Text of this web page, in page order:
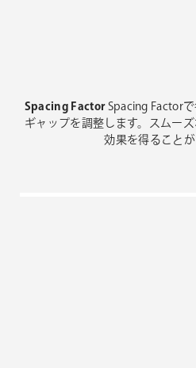
Spacing FactorSpacing Factor
ギャップを調整します。スムー
効果を得ることが